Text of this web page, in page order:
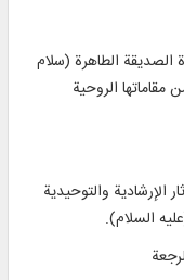
الصديقة الطاهرة (سلام
الروحية
والتوحيدية
السلام).